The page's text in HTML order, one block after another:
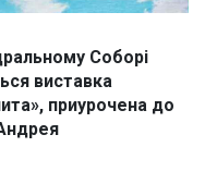
Соборі
виставка
приурочена до